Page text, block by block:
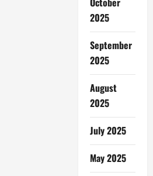
2025
September
2025
August
2025
July 2025
May 2025